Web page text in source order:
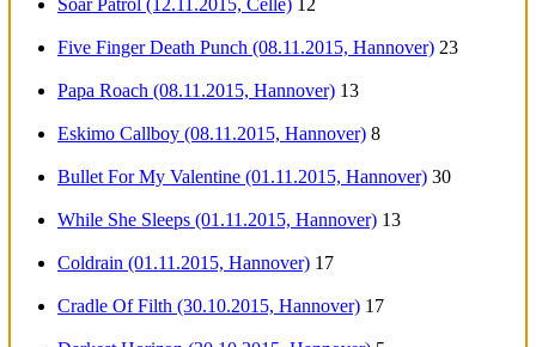
Five Finger Death Punch (08.11.2015, Hannover) 23
Papa Roach (08.11.2015, Hannover) 13
Eskimo Callboy (08.11.2015, Hannover) 8
Bullet For My Valentine (01.11.2015, Hannover) 30
While She Sleeps (01.11.2015, Hannover) 13
Coldrain (01.11.2015, Hannover) 17
Cradle Of Filth (30.10.2015, Hannover) 17